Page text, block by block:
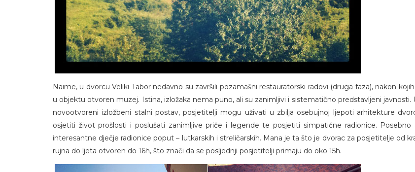
Naime, u dvorcu Veliki Tabor nedavno su završili pozamašni restauratorski radovi (druga faza), nakon
u objektu otvoren muzej. Istina, izložaka nema puno, ali su zanimljivi i sistematično predstavljeni javnosti.
novootvoreni izložbeni stalni postav, posjetitelji mogu uživati u zbilja osebujnoj ljepoti arhitekture
osjetiti život prošlosti i poslušati zanimljive priče i legende te posjetiti simpatične radionice. Posebno
interesantne dječje radionice poput – lutkarskih i streličarskih. Mana je ta što je dvorac za posjetitelje od
rujna do ljeta otvoren do 16h, što znači da se posljednji posjetitelji primaju do oko 15h.